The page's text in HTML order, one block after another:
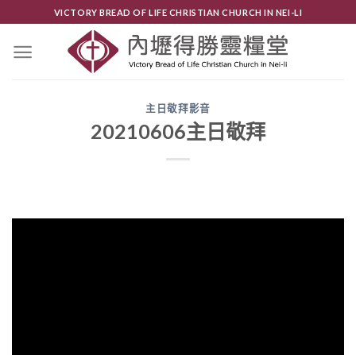
content
VICTORY BREAD OF LIFE CHRISTIAN CHURCH IN NEI-LI
主日敬拜影音
20210606主日敬拜